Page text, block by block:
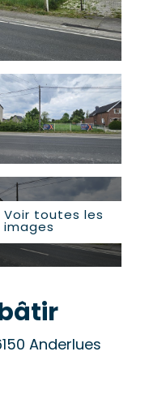
Voir toutes les
images
Anderlues